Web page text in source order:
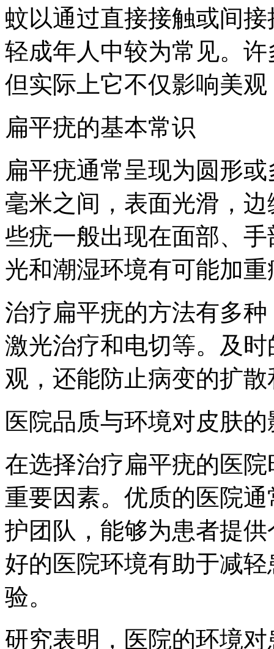
蚊以通过直接接触或间
轻成年人中较为常见。
但实际上它不仅影响美
扁平疣的基本常识
扁平疣通常呈现为圆形
毫米之间，表面光滑，
些疣一般出现在面部、
光和潮湿环境有可能加重
治疗扁平疣的方法有多
激光治疗和电切等。及
观，还能防止病变的扩
医院品质与环境对皮肤的
在选择治疗扁平疣的医
重要因素。优质的医院
护团队，能够为患者提
好的医院环境有助于减
验。
研究表明，医院的环境